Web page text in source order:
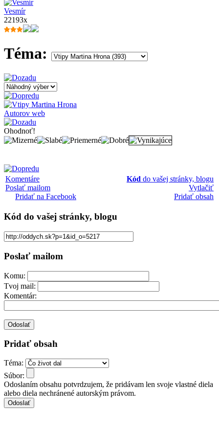
Vesmír
22193x
Téma:
Autorov web
Ohodnoť!
Komentáre
Poslať mailom
Pridať na Facebook
Kód do vašej stránky, blogu
Vytlačiť
Pridať obsah
Kód do vašej stránky, blogu
Poslať mailom
Komu:
Tvoj mail:
Komentár:
Pridať obsah
Téma:
Súbor:
Odoslaním obsahu potvrdzujem, že pridávam len svoje vlastné diela
alebo diela nechránené autorským právom.